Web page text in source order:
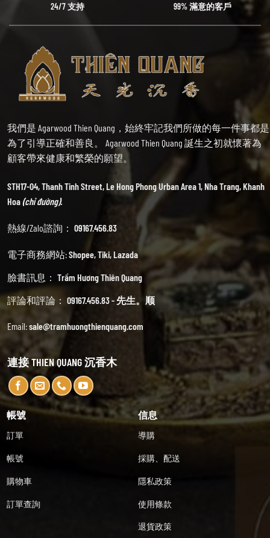
24/7 支持 99% 滿意的客戶
我們是 Agarwood Thien Quang，始終牢記我們所做的每一件事都是
為了引導正確和善良。 Agarwood Thien Quang 誕生之初就懷著為
顧客帶來健康和繁榮的願望。
STH17-04, Thanh Tinh Street, Le Hong Phong Urban Area 1, Nha Trang, Khanh
Hoa(chỉ đường).
熱線/Zalo諮詢： 09167.456.83
電子商務網站:Shopee,Tiki,Lazada
臉書訊息： Trầm Hương Thiên Quang
評論和評論： 09167.456.83 - 先生。顺
Email:sale@tramhuongthienquang.com
連接 THIEN QUANG 沉香木
帳號
訂單
帳號
購物車
訂單查詢
信息
導購
採購、配送
隱私政策
使用條款
退貨政策